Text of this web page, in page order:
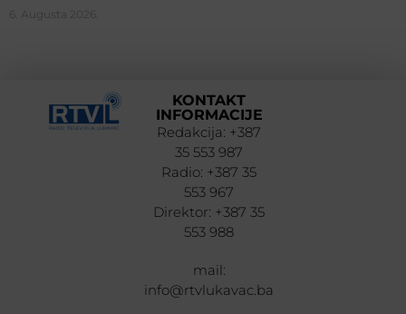
6. Augusta 2026.
KONTAKT
INFORMACIJE
Redakcija: +387
35 553 987
Radio: +387 35
553 967
Direktor: +387 35
553 988
mail:
info@rtvlukavac.ba